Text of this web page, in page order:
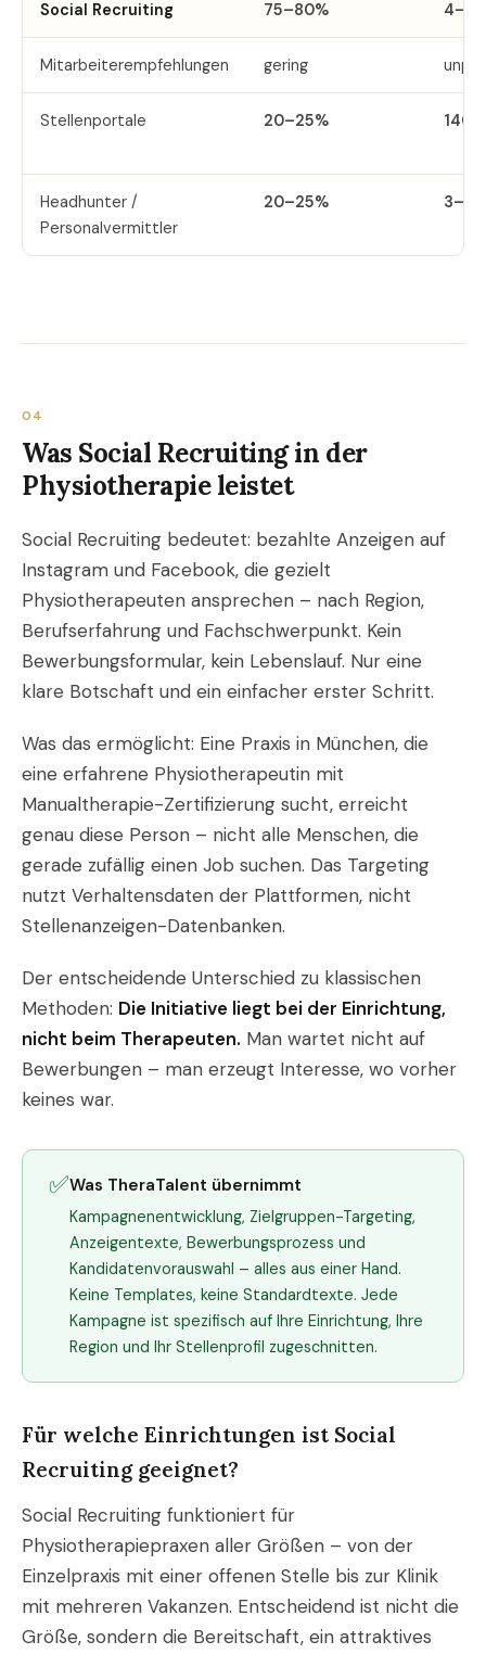
Social Recruiting 75–80% 4–8
Mitarbeiterempfehlungen gering
Stellenportale 20–25% 140+
Headhunter /
Personalvermittler
20–25% 3–5
04
Was Social Recruiting in der
Physiotherapie leistet
Social Recruiting bedeutet: bezahlte Anzeigen auf
Instagram und Facebook, die gezielt
Physiotherapeuten ansprechen – nach Region,
Berufserfahrung und Fachschwerpunkt. Kein
Bewerbungsformular, kein Lebenslauf. Nur eine
klare Botschaft und ein einfacher erster Schritt.
Was das ermöglicht: Eine Praxis in München, die
eine erfahrene Physiotherapeutin mit
Manualtherapie-Zertifizierung sucht, erreicht
genau diese Person – nicht alle Menschen, die
gerade zufällig einen Job suchen. Das Targeting
nutzt Verhaltensdaten der Plattformen, nicht
Stellenanzeigen-Datenbanken.
Der entscheidende Unterschied zu klassischen
Methoden: Die Initiative liegt bei der Einrichtung,
nicht beim Therapeuten. Man wartet nicht auf
Bewerbungen – man erzeugt Interesse, wo vorher
keines war.
✅Was TheraTalent übernimmt
Kampagnenentwicklung, Zielgruppen-Targeting,
Anzeigentexte, Bewerbungsprozess und
Kandidatenvorauswahl – alles aus einer Hand.
Keine Templates, keine Standardtexte. Jede
Kampagne ist spezifisch auf Ihre Einrichtung, Ihre
Region und Ihr Stellenprofil zugeschnitten.
Für welche Einrichtungen ist Social
Recruiting geeignet?
Social Recruiting funktioniert für
Physiotherapiepraxen aller Größen – von der
Einzelpraxis mit einer offenen Stelle bis zur Klinik
mit mehreren Vakanzen. Entscheidend ist nicht die
Größe, sondern die Bereitschaft, ein attraktives